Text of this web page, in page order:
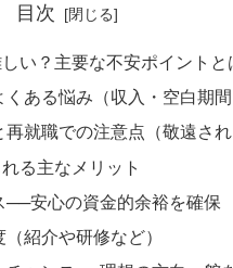
目次
い？主要な不安ポイントと
ある悩み（収入・空白期間
就職での注意点（敬遠され
る主なメリット
──安心の資金的余裕を確保
紹介や研修など）